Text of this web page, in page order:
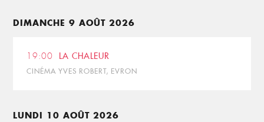
DIMANCHE 9 AOÛT 2026
19:00 LA CHALEUR
CINÉMA YVES ROBERT, EVRON
LUNDI 10 AOÛT 2026